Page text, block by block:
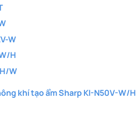
W
H
W
khí tạo ẩm Sharp KI-N50V-W/H